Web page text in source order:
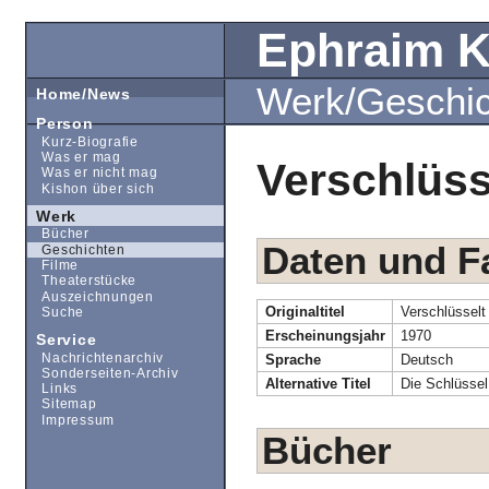
Ephraim
Werk/
Daten und
Originaltitel
Verschlüsselt
Erscheinungsjahr
1970
Sprache
Deutsch
Alternative Titel
Die
Bücher
Home/News
Person
Kurz-Biografie
Was er mag
Was er nicht mag
Kishon über sich
Werk
Bücher
Geschichten
Filme
Theaterstücke
Auszeichnungen
Suche
Service
Nachrichtenarchiv
Sonderseiten-Archiv
Links
Sitemap
Impressum